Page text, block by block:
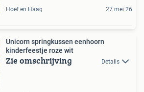
Hoef en Haag 27 mei 26
Unicorn springkussen eenhoorn
kinderfeestje roze wit
Zie omschrijving Details